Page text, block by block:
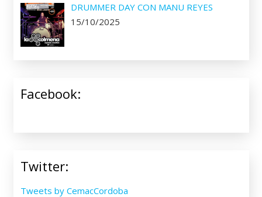
DRUMMER DAY CON MANU REYES
15/10/2025
Facebook:
Twitter:
Tweets by CemacCordoba